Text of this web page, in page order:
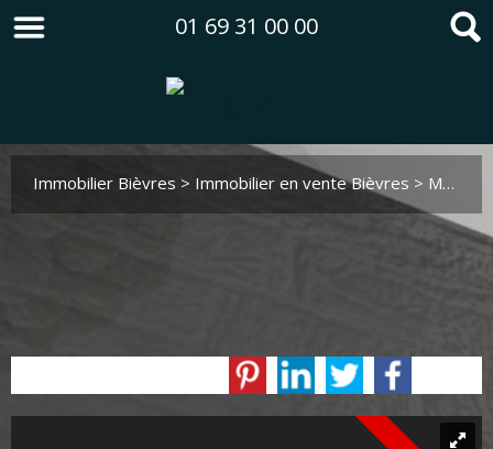
01 69 31 00 00
Immobilier Bièvres > Immobilier en vente Bièvres > Maison Individuelle en vente Bièvres